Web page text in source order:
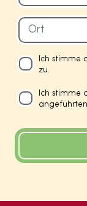
Ich stimme
zu.
Ich stimme